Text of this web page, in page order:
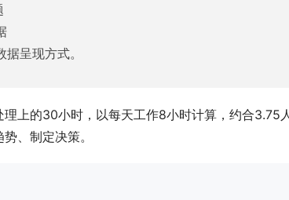
呈现方式。
上的30小时，以每天工作8小时计算，约合3.75
、制定决策。